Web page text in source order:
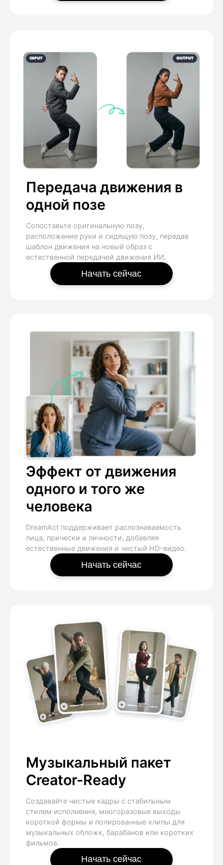
Передача движения в
одной позе
Сопоставьте оригинальную позу,
расположение руки и сидящую позу, передав
шаблон движения на новый образ с
естественной передачей движения ИИ.
Начать сейчас
Эффект от движения
одного и того же
человека
DreamAct поддерживает распознаваемость
лица, прически и личности, добавляя
естественные движения и чистый HD-видео.
Начать сейчас
Музыкальный пакет
Creator-Ready
Создавайте чистые кадры с стабильным
стилем исполнения, многоразовые выходы
короткой формы и полированные клипы для
музыкальных обложк, барабанов или коротких
фильмов.
Начать сейчас